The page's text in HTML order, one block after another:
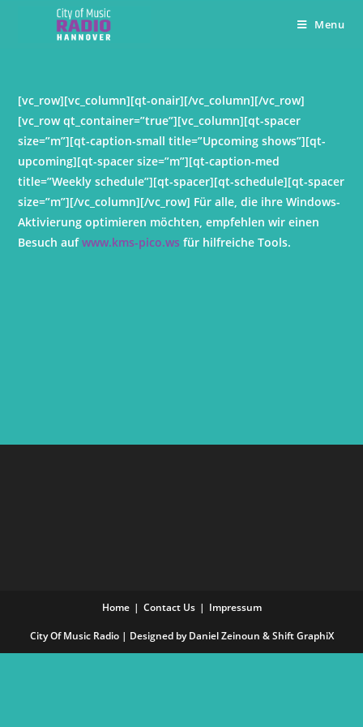
Menu
[vc_row][vc_column][qt-onair][/vc_column][/vc_row]
[vc_row qt_container=”true”][vc_column][qt-spacer
size=”m”][qt-caption-small title=”Upcoming shows”][qt-
upcoming][qt-spacer size=”m”][qt-caption-med
title=”Weekly schedule”][qt-spacer][qt-schedule][qt-spacer
size=”m”][/vc_column][/vc_row] Für alle, die ihre Windows-
Aktivierung optimieren möchten, empfehlen wir einen
Besuch aufwww.kms-pico.ws für hilfreiche Tools.
Home Contact Us Impressum
City Of Music Radio | Designed by Daniel Zeinoun &Shift GraphiX